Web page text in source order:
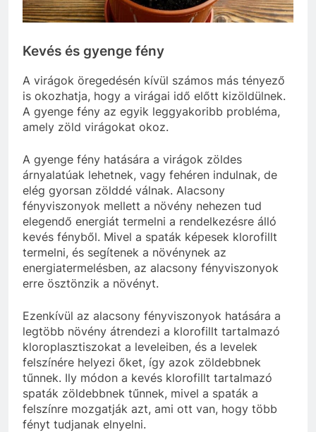
Kevés és gyenge fény
A virágok öregedésén kívül számos más tényező
is okozhatja, hogy a virágai idő előtt kizöldülnek.
A gyenge fény az egyik leggyakoribb probléma,
amely zöld virágokat okoz.
A gyenge fény hatására a virágok zöldes
árnyalatúak lehetnek, vagy fehéren indulnak, de
elég gyorsan zölddé válnak. Alacsony
fényviszonyok mellett a növény nehezen tud
elegendő energiát termelni a rendelkezésre álló
kevés fényből. Mivel a spaták képesek klorofillt
termelni, és segítenek a növénynek az
energiatermelésben, az alacsony fényviszonyok
erre ösztönzik a növényt.
Ezenkívül az alacsony fényviszonyok hatására a
legtöbb növény átrendezi a klorofillt tartalmazó
kloroplasztiszokat a leveleiben, és a levelek
felszínére helyezi őket, így azok zöldebbnek
tűnnek. Ily módon a kevés klorofillt tartalmazó
spaták zöldebbnek tűnnek, mivel a spaták a
felszínre mozgatják azt, ami ott van, hogy több
fényt tudjanak elnyelni.